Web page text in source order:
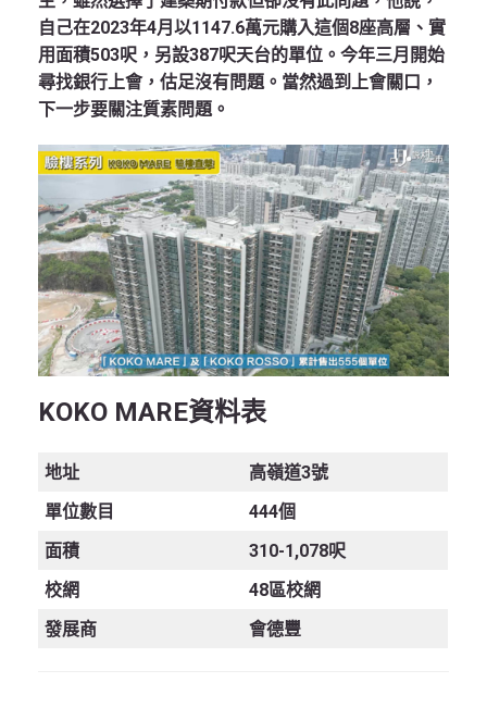
自己在2023年4月以1147.6萬元購入這個8座高層、實
用面積503呎，另設387呎天台的單位。今年三月開始
尋找銀行上會，估足沒有問題。當然過到上會關口，
下一步要關注質素問題。
KOKO MARE資料表
地址
高嶺道3號
單位數目
444個
面積
310-1,078呎
校網
48區校網
發展商
會德豐